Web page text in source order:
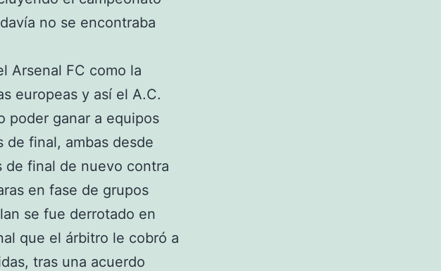
no se encontraba
Arsenal FC como la
europeas y así el A.C.
poder ganar a equipos
de final, ambas desde
de final de nuevo contra
en fase de grupos
se fue derrotado en
que el árbitro le cobró a
tras una acuerdo